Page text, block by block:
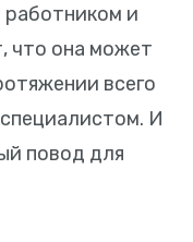
и
что она может
всего
И
повод для